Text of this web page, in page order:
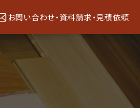
お問い合わせ・資料請求・見積依頼